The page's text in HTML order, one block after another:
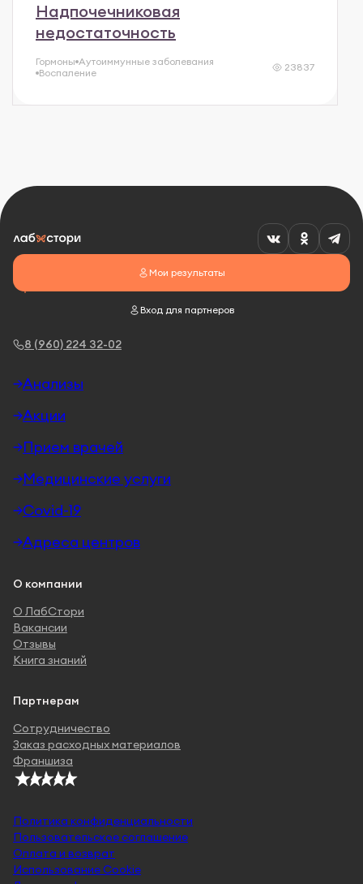
Надпочечниковая
недостаточность
Гормоны Аутоиммунные заболевания
Воспаление
23837
8 (960) 224 32-02
Мои результаты
Вход для партнеров
Анализы
Акции
Прием врачей
Медицинские услуги
Covid-19
Адреса центров
О компании
О ЛабСтори
Вакансии
Отзывы
Книга знаний
Партнерам
Сотрудничество
Заказ расходных материалов
Франшиза
Политика конфиденциальности
Пользовательское соглашение
Оплата и возврат
Использование Cookie